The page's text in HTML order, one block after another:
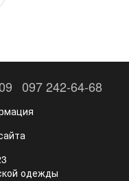
097 242-64-68
одежды